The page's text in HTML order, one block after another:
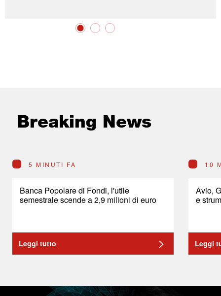
Breaking News
5 MINUTI FA
Banca Popolare di Fondi, l'utile
semestrale scende a 2,9 milioni di euro
Leggi tutto
10
Avio,
e
Leggi